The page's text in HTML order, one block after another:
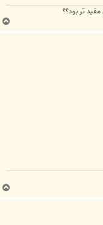
تر بود؟؟
ب
ا
ب
ا